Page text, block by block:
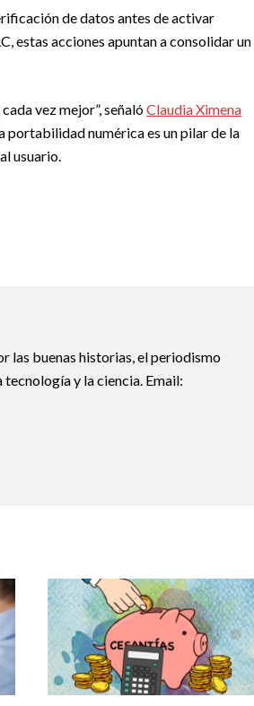
de datos antes de activar
estas acciones apuntan a consolidar un
vez mejor”, señalóClaudia Ximena
portabilidad numérica es un pilar de la
usuario.
las buenas historias, el periodismo
y la ciencia. Email: